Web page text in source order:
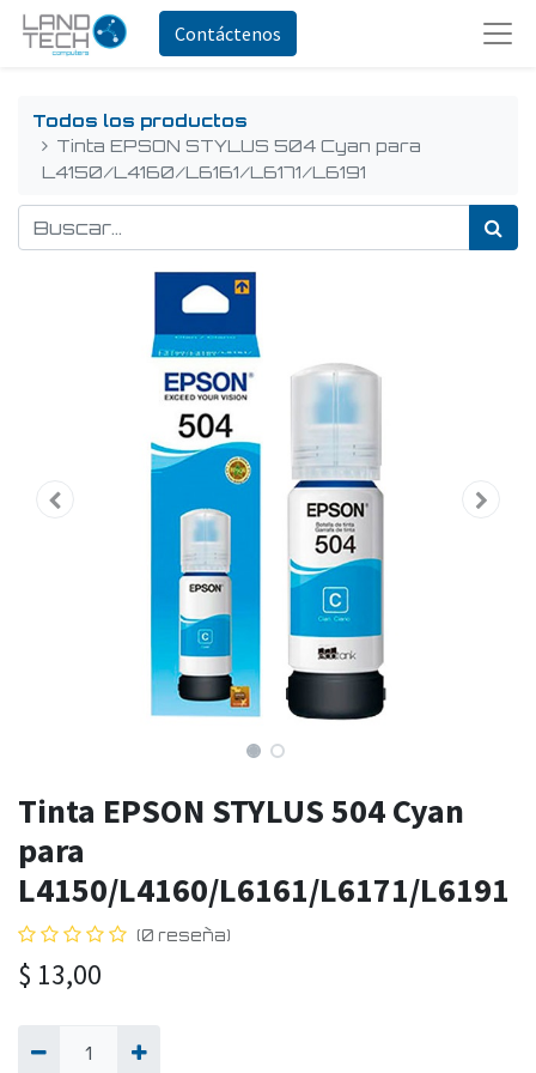
Contáctenos
Todos los productos
Tinta EPSON STYLUS 504 Cyan para
L4150/L4160/L6161/L6171/L6191
Tinta EPSON STYLUS 504 Cyan
para
L4150/L4160/L6161/L6171/L6191
(0 reseña)
$ 13,00